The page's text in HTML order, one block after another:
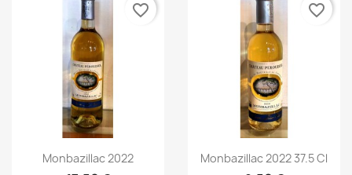
Aperçu rapide
Monbazillac 2022
favorite_border
Aperçu rapide
Monbazillac 2022 37.5 Cl
favorite_border